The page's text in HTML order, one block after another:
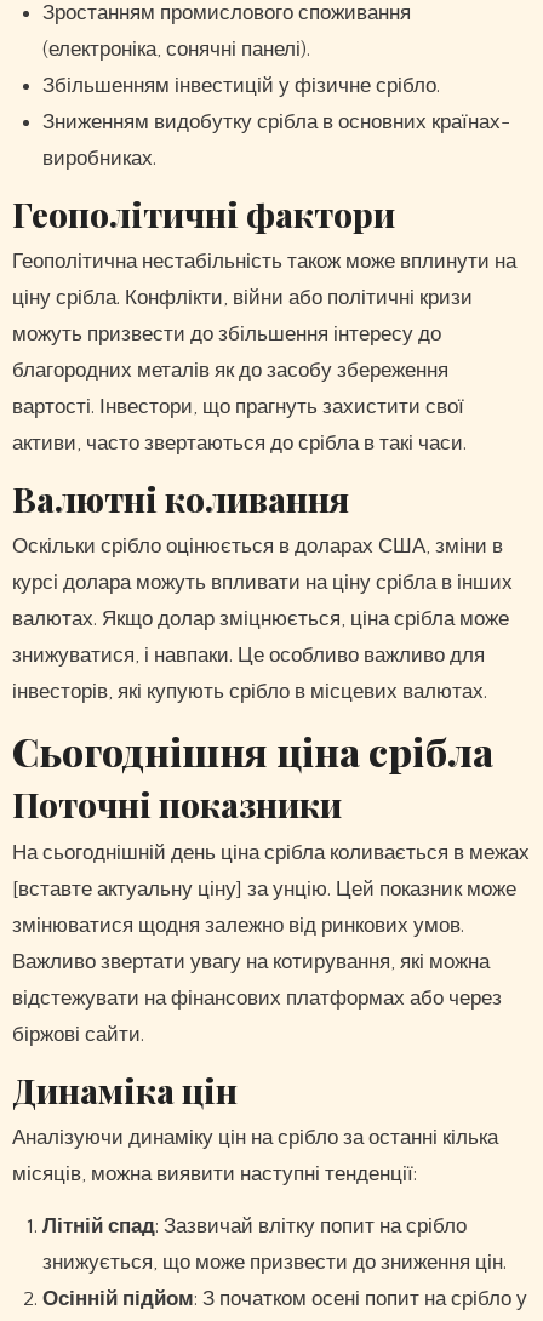
Зростанням промислового споживання
(електроніка, сонячні панелі).
Збільшенням інвестицій у фізичне срібло.
Зниженням видобутку срібла в основних країнах-
виробниках.
Геополітичні фактори
Геополітична нестабільність також може вплинути на
ціну срібла. Конфлікти, війни або політичні кризи
можуть призвести до збільшення інтересу до
благородних металів як до засобу збереження
вартості. Інвестори, що прагнуть захистити свої
активи, часто звертаються до срібла в такі часи.
Валютні коливання
Оскільки срібло оцінюється в доларах США, зміни в
курсі долара можуть впливати на ціну срібла в інших
валютах. Якщо долар зміцнюється, ціна срібла може
знижуватися, і навпаки. Це особливо важливо для
інвесторів, які купують срібло в місцевих валютах.
Сьогоднішня ціна срібла
Поточні показники
На сьогоднішній день ціна срібла коливається в межах
[вставте актуальну ціну] за унцію. Цей показник може
змінюватися щодня залежно від ринкових умов.
Важливо звертати увагу на котирування, які можна
відстежувати на фінансових платформах або через
біржові сайти.
Динаміка цін
Аналізуючи динаміку цін на срібло за останні кілька
місяців, можна виявити наступні тенденції:
Літній спад: Зазвичай влітку попит на срібло
знижується, що може призвести до зниження цін.
Осінній підйом: З початком осені попит на срібло у